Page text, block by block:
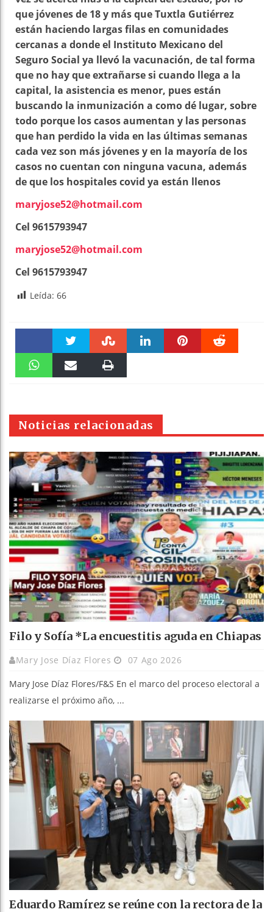
que jóvenes de 18 y más que Tuxtla Gutiérrez
están haciendo largas filas en comunidades
cercanas a donde el Instituto Mexicano del
Seguro Social ya llevó la vacunación, de tal forma
que no hay que extrañarse si cuando llega a la
capital, la asistencia es menor, pues están
buscando la inmunización a como dé lugar, sobre
todo porque los casos aumentan y las personas
que han perdido la vida en las últimas semanas
cada vez son más jóvenes y en la mayoría de los
casos no cuentan con ninguna vacuna, además
de que los hospitales covid ya están llenos
maryjose52@hotmail.com
Cel 9615793947
maryjose52@hotmail.com
Cel 9615793947
Leída: 66
Faceboo Twitter Stumble
pt
Noticias relacionadas
Filo y Sofía *La encuestitis aguda en Chiapas
Mary Jose Díaz Flores 07 Ago 2026
Mary Jose Díaz Flores/F&S En el marco del proceso electoral a
realizarse el próximo año, ...
Eduardo Ramírez se reúne con la rectora de la